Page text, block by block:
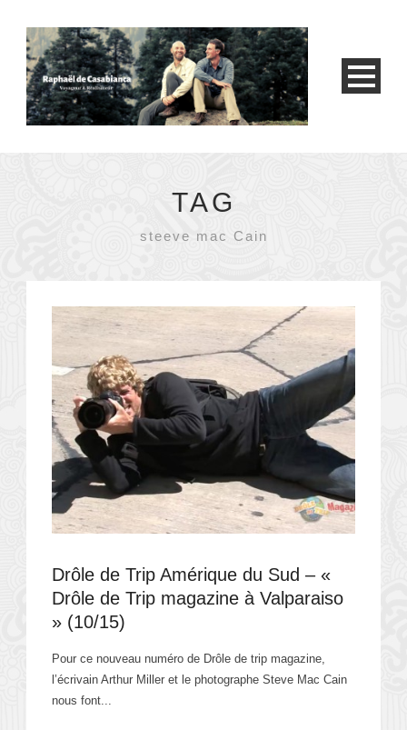
TAG
steeve mac Cain
Drôle de Trip Amérique du Sud – «
Drôle de Trip magazine à Valparaiso
» (10/15)
Pour ce nouveau numéro de Drôle de trip magazine,
l’écrivain Arthur Miller et le photographe Steve Mac Cain
nous font...